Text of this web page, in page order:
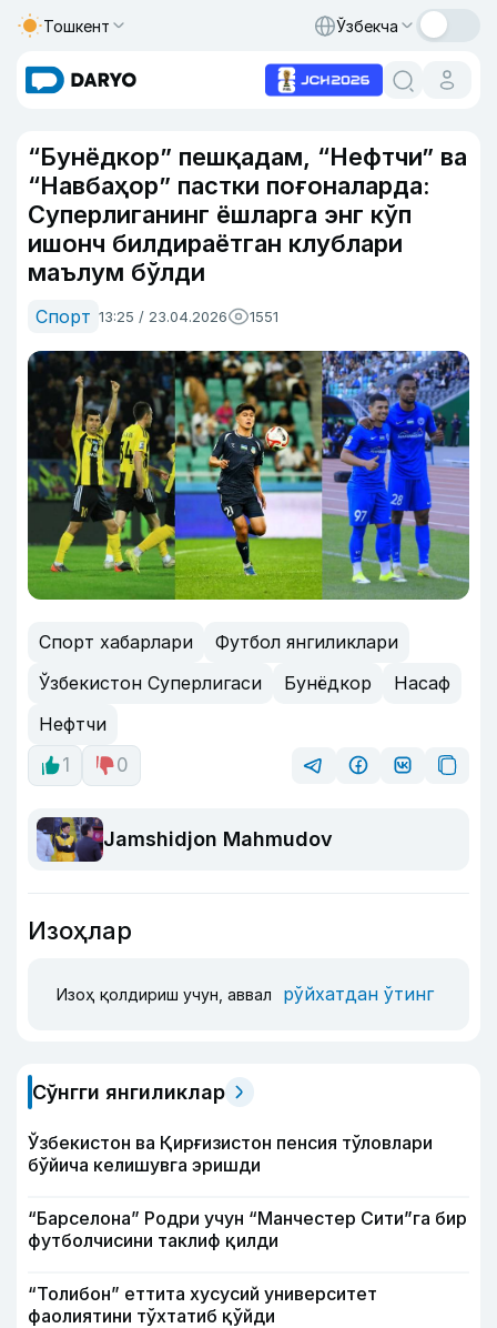
Тошкент Ўзбекча
“Бунёдкор” пешқадам, “Нефтчи” ва
“Навбаҳор” пастки поғоналарда:
Суперлиганинг ёшларга энг кўп
ишонч билдираётган клублари
маълум бўлди
Спорт 13:25 / 23.04.2026 1551
Спорт хабарлари
Футбол янгиликлари
Ўзбекистон Суперлигаси
Бунёдкор
Насаф
Нефтчи
1
0
Jamshidjon Mahmudov
Изоҳлар
Изоҳ қолдириш учун, аввал рўйхатдан ўтинг
Сўнгги янгиликлар
Ўзбекистон ва Қирғизистон пенсия тўловлари
бўйича келишувга эришди
“Барселона” Родри учун “Манчестер Сити”га бир
футболчисини таклиф қилди
“Толибон” еттита хусусий университет
фаолиятини тўхтатиб қўйди